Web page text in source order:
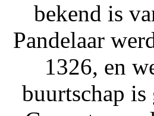
bekend is
Pandelaar
1326, en
buurtschap